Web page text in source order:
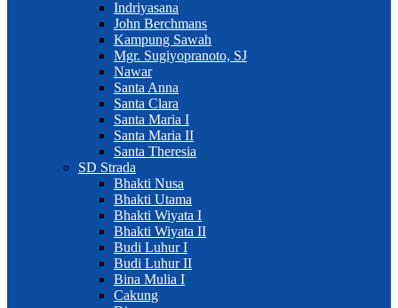
Indriyasana
John Berchmans
Kampung Sawah
Mgr. Sugiyopranoto, SJ
Nawar
Santa Anna
Santa Clara
Santa Maria I
Santa Maria II
Santa Theresia
SD Strada
Bhakti Nusa
Bhakti Utama
Bhakti Wiyata I
Bhakti Wiyata II
Budi Luhur I
Budi Luhur II
Bina Mulia I
Cakung